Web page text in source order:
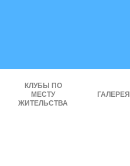
КЛУБЫ ПО
МЕСТУ
ЖИТЕЛЬСТВА
ГАЛЕРЕЯ